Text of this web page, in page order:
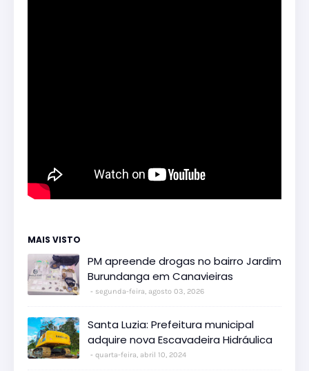
MAIS VISTO
PM apreende drogas no bairro Jardim
Burundanga em Canavieiras
segunda-feira, agosto 03, 2026
Santa Luzia: Prefeitura municipal
adquire nova Escavadeira Hidráulica
quarta-feira, abril 10, 2024